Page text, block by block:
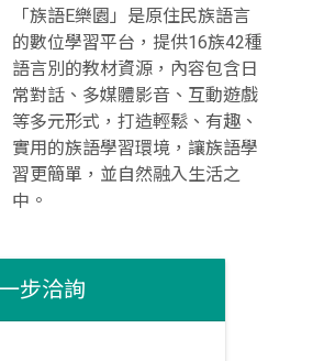
「族語E樂園」是原住民族語言
的數位學習平台，提供16族42種
語言別的教材資源，內容包含日
常對話、多媒體影音、互動遊戲
等多元形式，打造輕鬆、有趣、
實用的族語學習環境，讓族語學
習更簡單，並自然融入生活之
中。
步洽詢